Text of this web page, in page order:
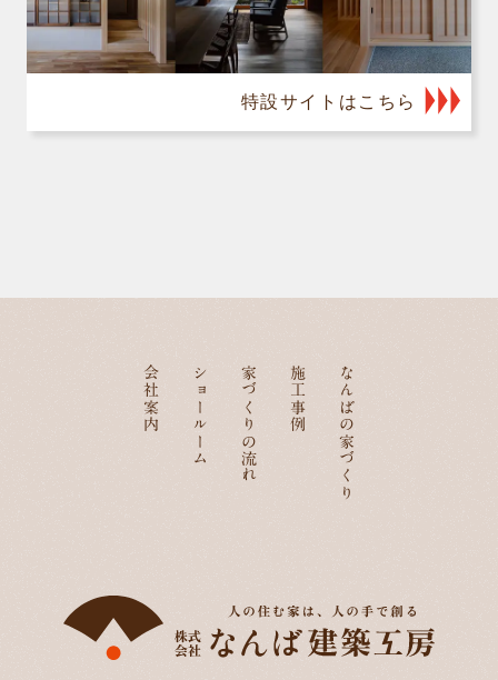
特設サイトはこちら
なんばの家づくり
施工事例
家づくりの流れ
ショールーム
会社案内